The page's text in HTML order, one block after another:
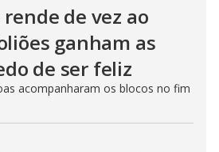
rende de vez ao
ganham as
de ser feliz
acompanharam os blocos no fim